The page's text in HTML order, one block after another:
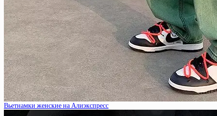
Вьетнамки женские на Алиэкспресс